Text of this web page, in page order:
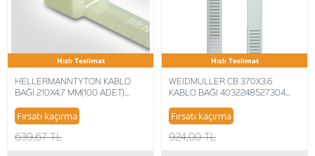
Hızlı Teslimat
HELLERMANNTYTON KABLO
BAĞI 210X4,7 MM(100 ADET)
Fırsatı kaçırma
639,67 TL
Hızlı Teslimat
WEIDMULLER CB 370X3.6
KABLO BAĞI 4032248527304
Fırsatı kaçırma
924,00 TL